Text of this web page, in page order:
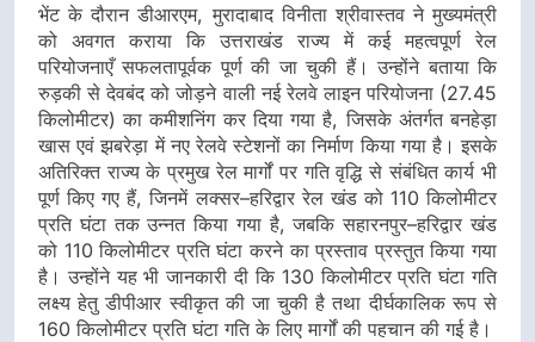
भेंट के दौरान डीआरएम, मुरादाबाद विनीता श्रीवास्तव ने मुख्यमंत्री
को अवगत कराया कि उत्तराखंड राज्य में कई महत्वपूर्ण रेल
परियोजनाएँ सफलतापूर्वक पूर्ण की जा चुकी हैं। उन्होंने बताया कि
रुड़की से देवबंद को जोड़ने वाली नई रेलवे लाइन परियोजना (27.45
किलोमीटर) का कमीशनिंग कर दिया गया है, जिसके अंतर्गत बनहेड़ा
खास एवं झबरेड़ा में नए रेलवे स्टेशनों का निर्माण किया गया है। इसके
अतिरिक्त राज्य के प्रमुख रेल मार्गों पर गति वृद्धि से संबंधित कार्य भी
पूर्ण किए गए हैं, जिनमें लक्सर–हरिद्वार रेल खंड को 110 किलोमीटर
प्रति घंटा तक उन्नत किया गया है, जबकि सहारनपुर–हरिद्वार खंड
को 110 किलोमीटर प्रति घंटा करने का प्रस्ताव प्रस्तुत किया गया
है। उन्होंने यह भी जानकारी दी कि 130 किलोमीटर प्रति घंटा गति
लक्ष्य हेतु डीपीआर स्वीकृत की जा चुकी है तथा दीर्घकालिक रूप से
160 किलोमीटर प्रति घंटा गति के लिए मार्गों की पहचान की गई है।